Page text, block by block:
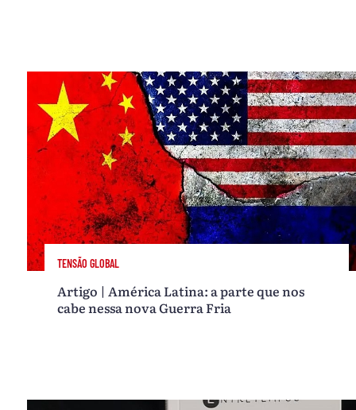
TENSÃO GLOBAL
Artigo | América Latina: a parte que nos
cabe nessa nova Guerra Fria